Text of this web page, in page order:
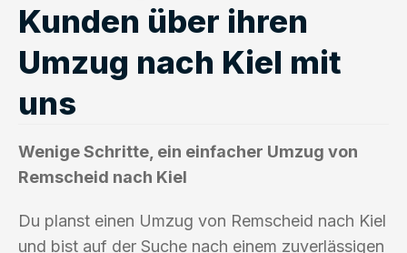
Kunden über ihren
Umzug nach Kiel mit
uns
Wenige Schritte, ein einfacher Umzug von
Remscheid nach Kiel
Du planst einen Umzug von Remscheid nach Kiel
und bist auf der Suche nach einem zuverlässigen